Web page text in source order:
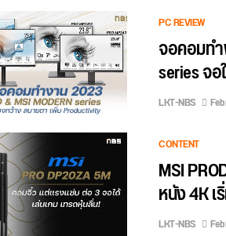
PC REVIEW
จอคอมทำ
series จ
LKT-NBS
CONTENT
MSI
หนัง 4K
LKT-NBS